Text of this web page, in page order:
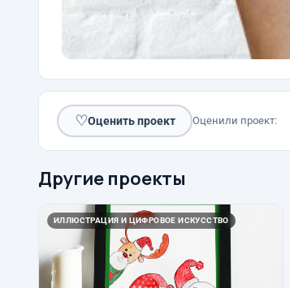
♡Оценить проект Оценили проект:
Другие проекты
ИЛЛЮСТРАЦИЯ И ЦИФРОВОЕ ИСКУССТВО